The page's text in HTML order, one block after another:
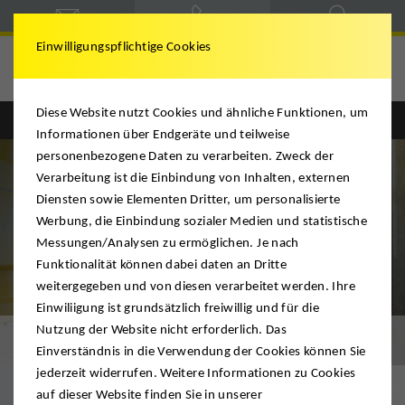
Englisch Deutsch
Einlagerung
Einwilligungspflichtige Cookies
Diese Website nutzt Cookies und ähnliche Funktionen, um
Informationen über Endgeräte und teilweise
personenbezogene Daten zu verarbeiten. Zweck der
Verarbeitung ist die Einbindung von Inhalten, externen
Diensten sowie Elementen Dritter, um personalisierte
Werbung, die Einbindung sozialer Medien und statistische
Messungen/Analysen zu ermöglichen. Je nach
Funktionalität können dabei daten an Dritte
weitergegeben und von diesen verarbeitet werden. Ihre
Einwiliigung ist grundsätzlich freiwillig und für die
Nutzung der Website nicht erforderlich. Das
Einverständnis in die Verwendung der Cookies können Sie
jederzeit widerrufen. Weitere Informationen zu Cookies
auf dieser Website finden Sie in unserer